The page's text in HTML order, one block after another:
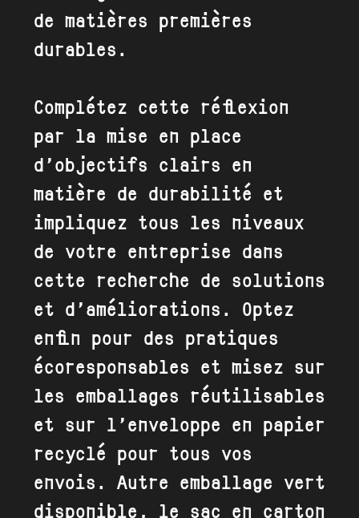
de matières premières
durables.
Complétez cette réflexion
par la mise en place
d’objectifs clairs en
matière de durabilité et
impliquez tous les niveaux
de votre entreprise dans
cette recherche de solutions
et d’améliorations. Optez
enfin pour des pratiques
écoresponsables et misez sur
les emballages réutilisables
et sur l’enveloppe en papier
recyclé pour tous vos
envois. Autre emballage vert
disponible, le sac en carton